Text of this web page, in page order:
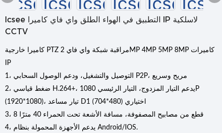
Icsee التطبيق في الهواء الطلق واي فاي كاميرا IP لاسلكية
CCTV
كاميرا خارجية PTZ مراقبة شبكة واي فاي 2MP 4MP 5MP 8MP كاميرات
IP
1، التوصيل والتشغيل، ودعم الوصول السحابي P2P، مريح وسريع
2، ضغط قياسي H.264+، يدعم التيار المزدوج، التيار الرئيسي 1080P
(1920*1080)، تيار مساعد D1 (704*480) اختياري
3، 8 قطع من مصابيح المصفوفة، مسافة الأشعة تحت الحمراء 40 مترًا
4، يدعم الأجهزة المحمولة بنظام Android/IOS.